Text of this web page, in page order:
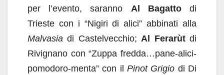
per l’evento, saranno Al Bagattodi
Trieste con i “Nigiri di alici” abbinati alla
Malvasiadi Castelvecchio; Al Ferarùtdi
Rivignano con “Zuppa fredda…pane-alici-
pomodoro-menta” con il Pinot Grigio di Di